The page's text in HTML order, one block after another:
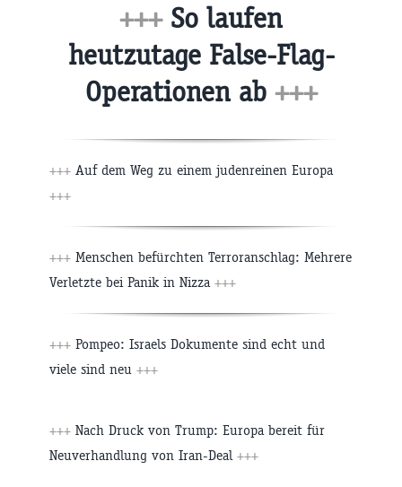
+++ So laufen
heutzutage False-Flag-
Operationen ab +++
+++ Auf dem Weg zu einem judenreinen Europa
+++
+++ Menschen befürchten Terroranschlag: Mehrere
Verletzte bei Panik in Nizza +++
+++ Pompeo: Israels Dokumente sind echt und
viele sind neu +++
+++ Nach Druck von Trump: Europa bereit für
Neuverhandlung von Iran-Deal +++